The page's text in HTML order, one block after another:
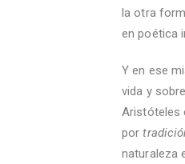
la otra
en poética
Y en ese
vida y
Aristóteles
por
naturaleza